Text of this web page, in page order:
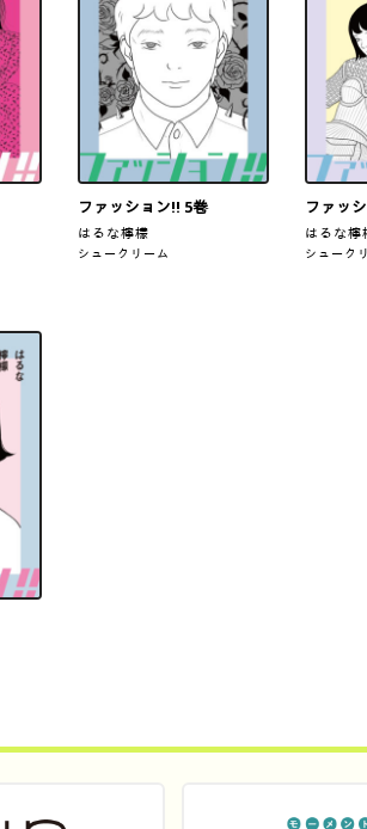
ファッション!! 5巻
はるな檸檬
シュークリーム
ファッ
はるな檸
シューク